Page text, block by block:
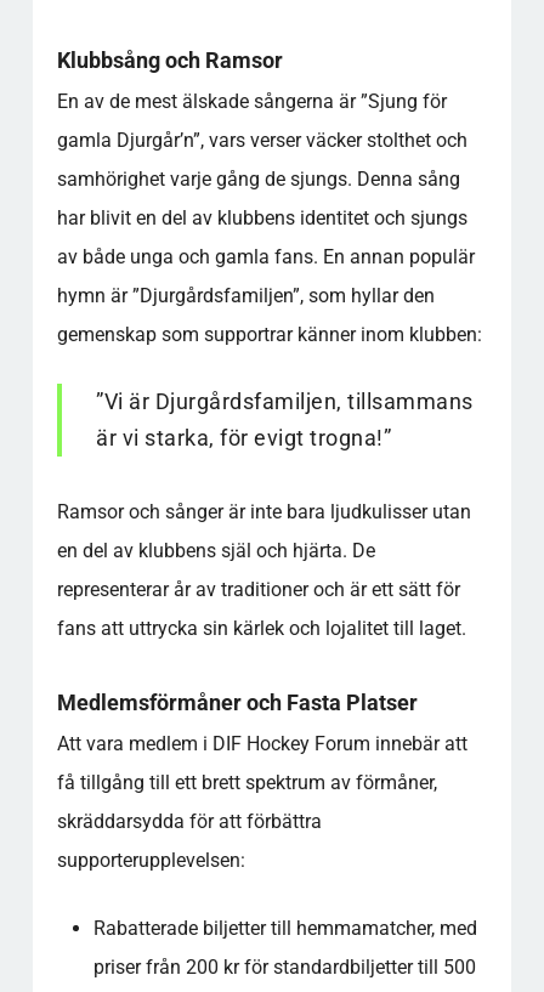
Klubbsång och Ramsor
En av de mest älskade sångerna är ”Sjung för
gamla Djurgår’n”, vars verser väcker stolthet och
samhörighet varje gång de sjungs. Denna sång
har blivit en del av klubbens identitet och sjungs
av både unga och gamla fans. En annan populär
hymn är ”Djurgårdsfamiljen”, som hyllar den
gemenskap som supportrar känner inom klubben:
”Vi är Djurgårdsfamiljen, tillsammans
är vi starka, för evigt trogna!”
Ramsor och sånger är inte bara ljudkulisser utan
en del av klubbens själ och hjärta. De
representerar år av traditioner och är ett sätt för
fans att uttrycka sin kärlek och lojalitet till laget.
Medlemsförmåner och Fasta Platser
Att vara medlem i DIF Hockey Forum innebär att
få tillgång till ett brett spektrum av förmåner,
skräddarsydda för att förbättra
supporterupplevelsen:
Rabatterade biljetter till hemmamatcher, med
priser från 200 kr för standardbiljetter till 500